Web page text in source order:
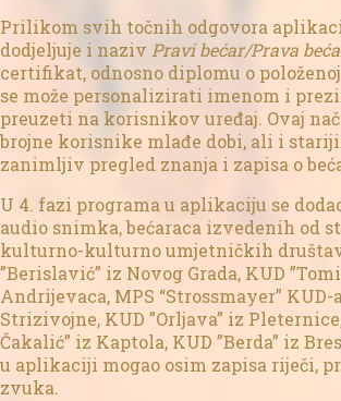
Prilikom svih točnih odgovora
dodjeljuje i naziv Pravi bećar/Prava
certifikat, odnosno diplomu o
se može personalizirati imenom i
preuzeti na korisnikov uređaj. Ovaj
brojne korisnike mlađe dobi, ali i
zanimljiv pregled znanja i zapisa o
U 4. fazi programa u aplikaciju se
audio snimka, bećaraca izvedenih od
kulturno-kulturno umjetničkih
”Berislavić” iz Novog Grada, KUD
Andrijevaca, MPS “Strossmayer” KUD-
Strizivojne, KUD ”Orljava” iz
Čakalić” iz Kaptola, KUD ”Berda” iz
u aplikaciji mogao osim zapisa riječi,
zvuka.